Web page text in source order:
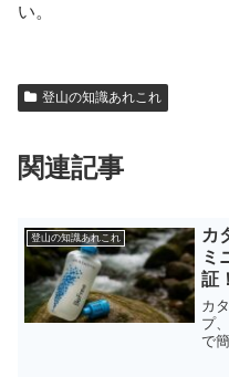
い。
登山の知識あれこれ
関連記事
登山の知識あれこれ
カ
ミ
証
カ
プ
で